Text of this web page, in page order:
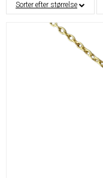
smykkebrand
af dansk designarv og
Sorter efter størrelse